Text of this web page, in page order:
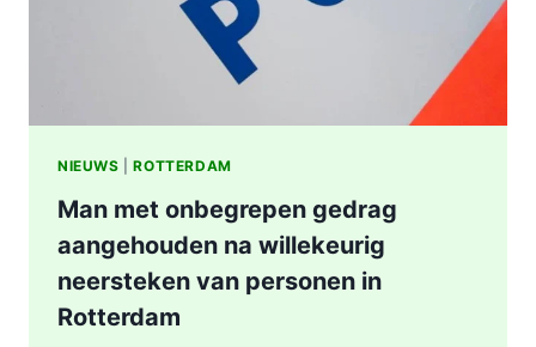
NIEUWS |ROTTERDAM
Man met onbegrepen gedrag
aangehouden na willekeurig
neersteken van personen in
Rotterdam